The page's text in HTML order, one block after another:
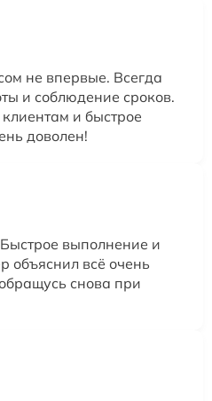
не впервые. Всегда
и соблюдение сроков.
и быстрое
доволен!
выполнение и
объяснил всё очень
снова при